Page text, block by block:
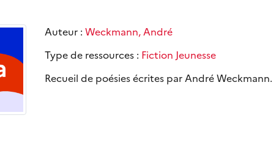
Auteur : Weckmann, André
Type de ressources : Fiction Jeunesse
Recueil de poésies écrites par André Weckmann.